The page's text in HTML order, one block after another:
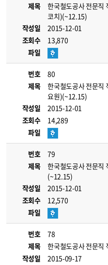
제목
한국철도공사 전문직
코치)(~12.15)
작성일
2015-12-01
조회수
13,870
파일
번호
80
제목
한국철도공사 전문직
요원)(~12.15)
작성일
2015-12-01
조회수
14,289
파일
번호
79
제목
한국철도공사 전문직
(~12.15)
작성일
2015-12-01
조회수
12,570
파일
번호
78
제목
한국철도공사 전문직
작성일
2015-09-17